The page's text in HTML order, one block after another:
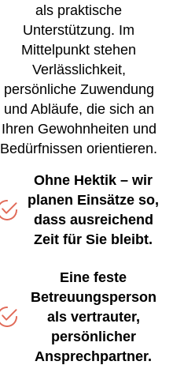
als praktische
Unterstützung. Im
Mittelpunkt stehen
Verlässlichkeit,
persönliche Zuwendung
und Abläufe, die sich an
Ihren Gewohnheiten und
Bedürfnissen orientieren.
Ohne Hektik – wir
planen Einsätze so,
dass ausreichend
Zeit für Sie bleibt.
Eine feste
Betreuungsperson
als vertrauter,
persönlicher
Ansprechpartner.